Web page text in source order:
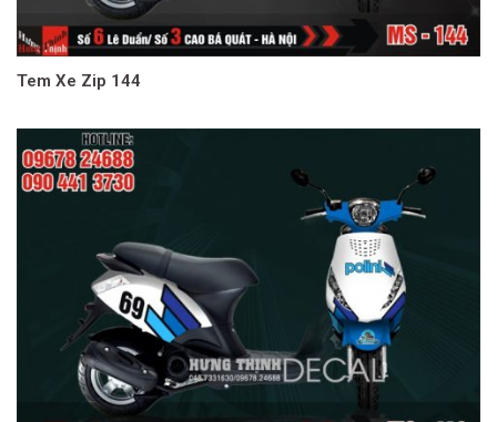
Tem Xe Zip 144